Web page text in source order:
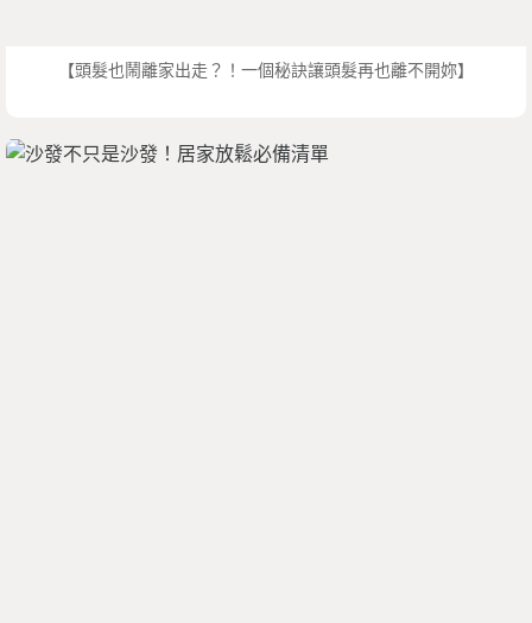
【頭髮也鬧離家出走？！一個秘訣讓頭髮再也離不開妳】